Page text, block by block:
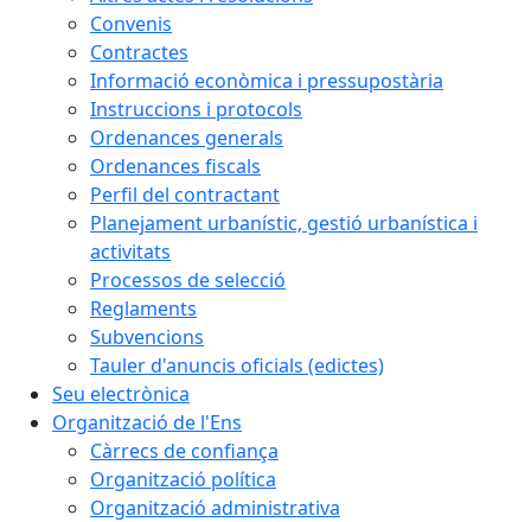
Convenis
Contractes
Informació econòmica i pressupostària
Instruccions i protocols
Ordenances generals
Ordenances fiscals
Perfil del contractant
Planejament urbanístic, gestió urbanística i
activitats
Processos de selecció
Reglaments
Subvencions
Tauler d'anuncis oficials (edictes)
Seu electrònica
Organització de l'Ens
Càrrecs de confiança
Organització política
Organització administrativa